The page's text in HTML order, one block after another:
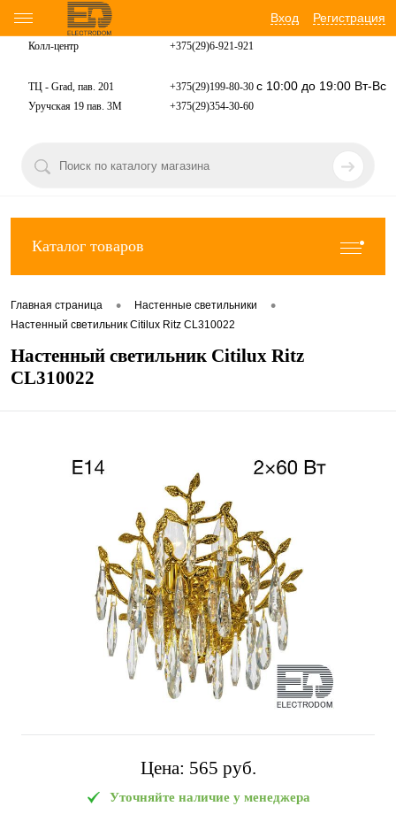
Вход Регистрация
Колл-центр +375(29)6-921-921
ТЦ - Grad, пав. 201 +375(29)199-80-30 с 10:00 до 19:00 Вт-Вс
Уручская 19 пав. 3М +375(29)354-30-60
Каталог товаров
Главная страница • Настенные светильники •
Настенный светильник Citilux Ritz CL310022
Настенный светильник Citilux Ritz
CL310022
Цена: 565 pуб.
Уточняйте наличие у менеджера